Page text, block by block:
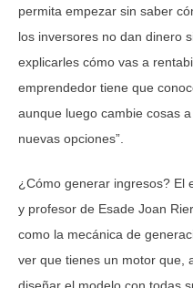
permita empezar sin saber
los inversores no dan dinero
explicarles cómo vas a
emprendedor tiene que
aunque luego cambie cosas
nuevas opciones”.
¿Cómo generar ingresos? El
y profesor de Esade Joan
como la mecánica de
ver que tienes un motor que,